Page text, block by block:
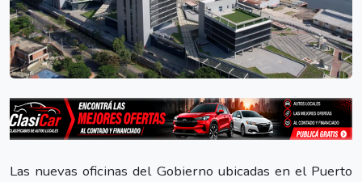
Las nuevas oficinas del Gobierno ubicadas en el Puerto